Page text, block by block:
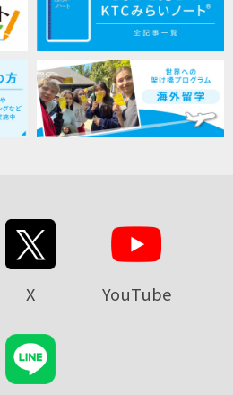
X YouTube